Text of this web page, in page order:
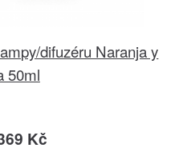
difuzéru Naranja y
50ml
Kč